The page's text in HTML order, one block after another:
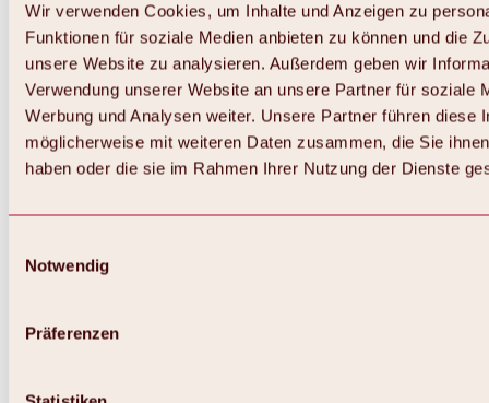
Wir verwenden Cookies, um Inhalte und Anzeigen zu
Funktionen für soziale Medien anbieten zu können und die
unsere Website zu analysieren. Außerdem geben wir
Verwendung unserer Website an unsere Partner für soziale
Werbung und Analysen weiter. Unsere Partner führen diese
möglicherweise mit weiteren Daten zusammen, die Sie
haben oder die sie im Rahmen Ihrer Nutzung der Dienste
Notwendig
Präferenzen